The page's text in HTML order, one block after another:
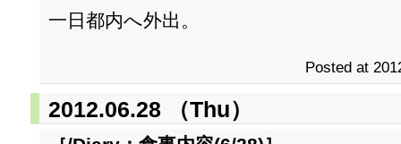
一日都内へ外出。
Posted at
2012.06.28 （Thu）